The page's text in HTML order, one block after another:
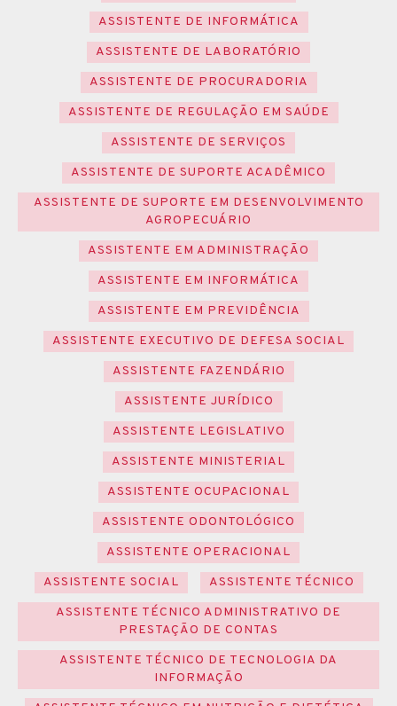
ASSISTENTE DE INFORMÁTICA
ASSISTENTE DE LABORATÓRIO
ASSISTENTE DE PROCURADORIA
ASSISTENTE DE REGULAÇÃO EM SAÚDE
ASSISTENTE DE SERVIÇOS
ASSISTENTE DE SUPORTE ACADÊMICO
ASSISTENTE DE SUPORTE EM DESENVOLVIMENTO
AGROPECUÁRIO
ASSISTENTE EM ADMINISTRAÇÃO
ASSISTENTE EM INFORMÁTICA
ASSISTENTE EM PREVIDÊNCIA
ASSISTENTE EXECUTIVO DE DEFESA SOCIAL
ASSISTENTE FAZENDÁRIO
ASSISTENTE JURÍDICO
ASSISTENTE LEGISLATIVO
ASSISTENTE MINISTERIAL
ASSISTENTE OCUPACIONAL
ASSISTENTE ODONTOLÓGICO
ASSISTENTE OPERACIONAL
ASSISTENTE SOCIAL
ASSISTENTE TÉCNICO
ASSISTENTE TÉCNICO ADMINISTRATIVO DE
PRESTAÇÃO DE CONTAS
ASSISTENTE TÉCNICO DE TECNOLOGIA DA
INFORMAÇÃO